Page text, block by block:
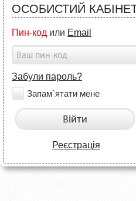
ОСОБИСТИЙ
Пин-код или Email
Забули пароль?
Запам`ятати мене
Війти
Реєстрація